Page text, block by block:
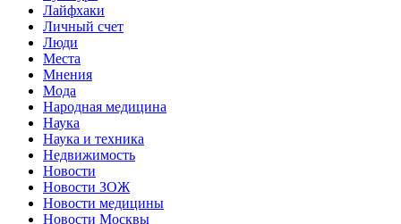
Лайфхаки
Личный счет
Люди
Места
Мнения
Мода
Народная медицина
Наука
Наука и техника
Недвижимость
Новости
Новости ЗОЖ
Новости медицины
Новости Москвы